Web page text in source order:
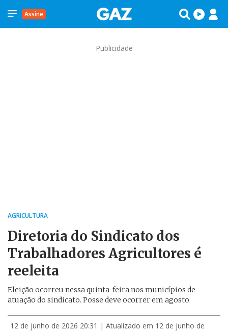
Assine
Publicidade
AGRICULTURA
Diretoria do Sindicato dos
Trabalhadores Agricultores é
reeleita
Eleição ocorreu nessa quinta-feira nos municípios de
atuação do sindicato. Posse deve ocorrer em agosto
12 de junho de 2026 20:31 | Atualizado em 12 de junho de